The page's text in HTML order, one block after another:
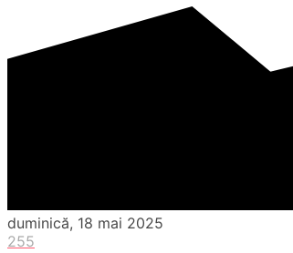
duminică, 18 mai 2025
255